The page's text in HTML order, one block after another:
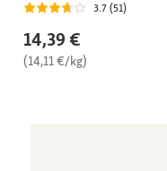
3.7 (51)
14,39 €
(14,11 €/kg)